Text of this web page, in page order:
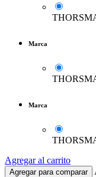
Marca
Marca
Agregar al carrito
Agregar para comparar